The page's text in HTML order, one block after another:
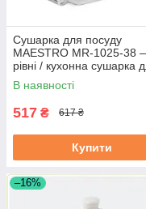
Сушарка для посуду
MAESTRO MR-1025-38
рівні / кухонна сушарка
посуду Маестро
В наявності
517 ₴ 617 ₴
Купити
–16%